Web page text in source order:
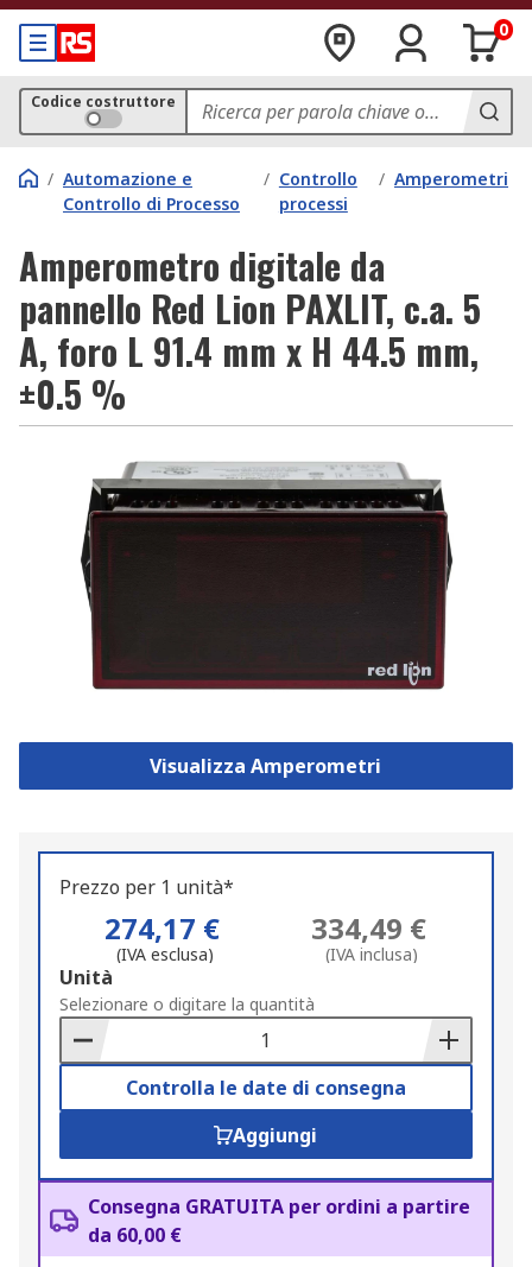
0
Codice costruttore
/ Automazione e
Controllo di Processo
/ Controllo
processi
/ Amperometri
Amperometro digitale da
pannello Red Lion PAXLIT, c.a. 5
A, foro L 91.4 mm x H 44.5 mm,
±0.5 %
Visualizza Amperometri
Prezzo per 1 unità*
274,17 €
(IVA esclusa)
334,49 €
(IVA inclusa)
Add
to
Basket
Unità
Selezionare o digitare la quantità
Controlla le date di consegna
Aggiungi
Consegna GRATUITA per ordini a partire
da 60,00 €